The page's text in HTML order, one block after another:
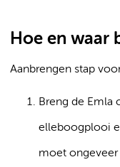
Hoe en waar
Aanbrengen stap
Breng de Emla
elleboogplooi
moet